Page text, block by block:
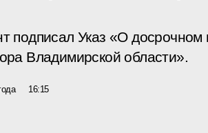
подписал Указ «О
Владимирской области».
16:15